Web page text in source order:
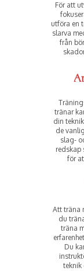
För att
utföra en
slarva
från
tränar
din
de
slag-
redskap
för
Att träna
du
träna
Du
teknik